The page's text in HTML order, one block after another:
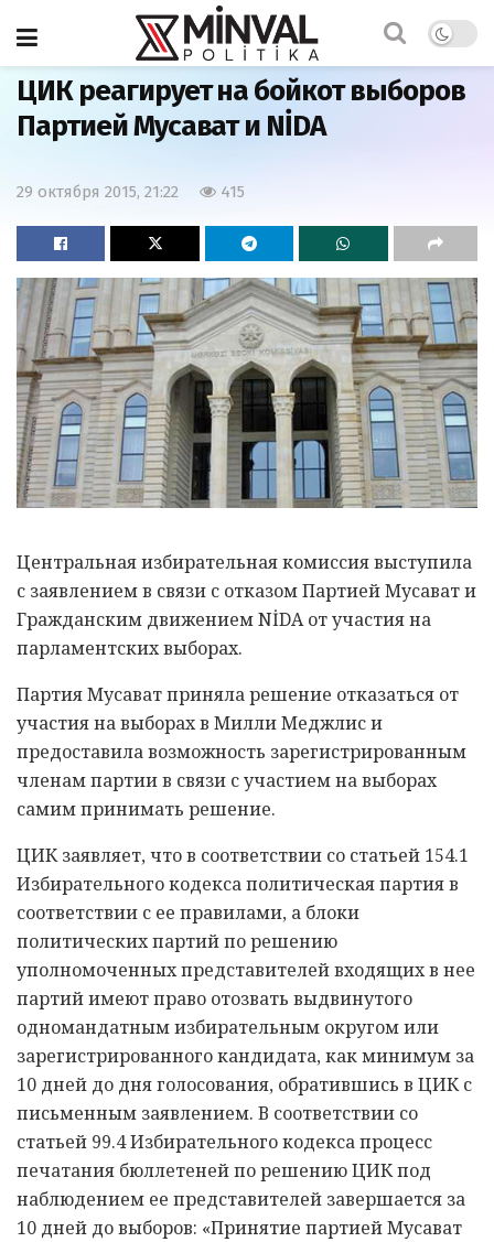
Главная Азербайджан
ЦИК реагирует на бойкот выборов
Партией Мусават и NİDA
29 октября 2015, 21:22 415
Центральная избирательная комиссия выступила
с заявлением в связи с отказом Партией Мусават и
Гражданским движением NİDA от участия на
парламентских выборах.
Партия Мусават приняла решение отказаться от
участия на выборах в Милли Меджлис и
предоставила возможность зарегистрированным
членам партии в связи с участием на выборах
самим принимать решение.
ЦИК заявляет, что в соответствии со статьей 154.1
Избирательного кодекса политическая партия в
соответствии с ее правилами, а блоки
политических партий по решению
уполномоченных представителей входящих в нее
партий имеют право отозвать выдвинутого
одномандатным избирательным округом или
зарегистрированного кандидата, как минимум за
10 дней до дня голосования, обратившись в ЦИК с
письменным заявлением. В соответствии со
статьей 99.4 Избирательного кодекса процесс
печатания бюллетеней по решению ЦИК под
наблюдением ее представителей завершается за
10 дней до выборов: «Принятие партией Мусават